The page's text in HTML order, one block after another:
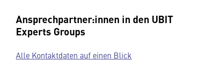
Ansprechpartner:innen in den UBIT
Experts Groups
Alle Kontaktdaten auf einen Blick